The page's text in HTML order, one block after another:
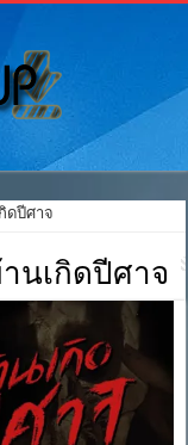
ดปีศาจ
บ้านเกิดปีศาจ